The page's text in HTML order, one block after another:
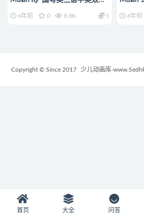
兰全集下载
6年前 0 8.8K 5
花木兰
6年前
Copyright © Since 2017 少儿动画库-
首页 大全 问答